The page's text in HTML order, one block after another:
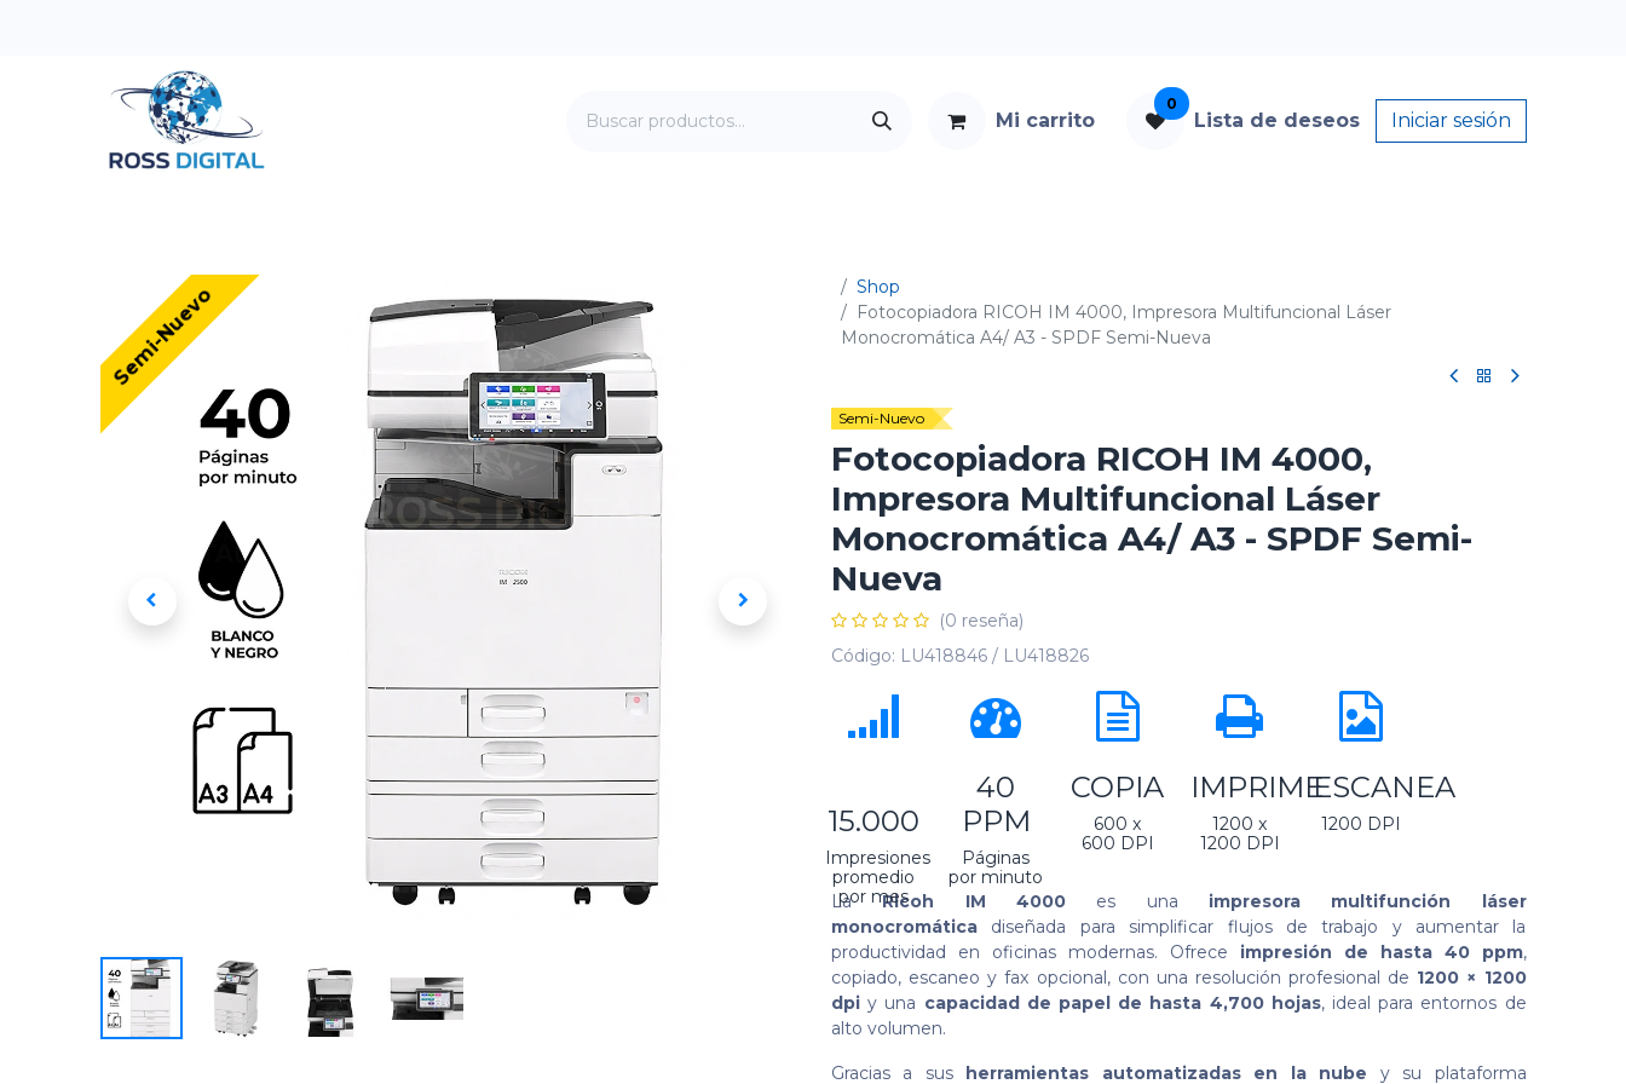
Mi carrito
0
Lista de deseos Iniciar sesión
Semi-Nuevo
Shop
Fotocopiadora RICOH IM 4000, Impresora Multifuncional Láser
Monocromática A4/ A3 - SPDF Semi-Nueva
Semi-Nuevo
Fotocopiadora RICOH IM 4000,
Impresora Multifuncional Láser
Monocromática A4/ A3 - SPDF Semi-
Nueva
(0 reseña)
Código: LU418846 / LU418826
15.000
Impresiones
promedio
por mes
40
PPM
Páginas
por minuto
COPIA
600 x
600 DPI
IMPRIME
1200 x
1200 DPI
ESCANEA
1200 DPI
LaRicoh IM 4000es una impresora multifunción láser
monocromática diseñada para simplificar flujos de trabajo y aumentar la
productividad en oficinas modernas. Ofrece impresión de hasta 40 ppm,
copiado, escaneo y fax opcional, con una resolución profesional de 1200 × 1200
dpi y una capacidad de papel de hasta 4,700 hojas, ideal para entornos de
alto volumen.
Gracias a sus herramientas automatizadas en la nube y su plataforma